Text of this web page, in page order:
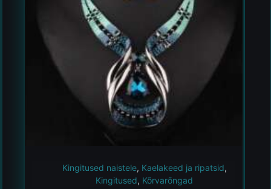
Kingitused naistele, Kaelakeed ja ripatsid,
Kingitused, Kõrvarõngad